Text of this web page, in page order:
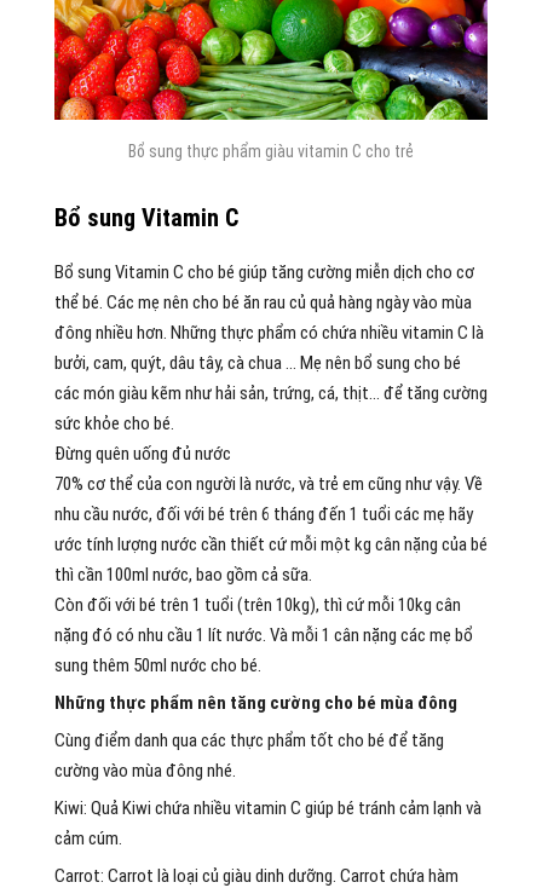
Bổ sung thực phẩm giàu vitamin C cho trẻ
Bổ sung Vitamin C
Bổ sung Vitamin C cho bé giúp tăng cường miễn dịch cho cơ
thể bé. Các mẹ nên cho bé ăn rau củ quả hàng ngày vào mùa
đông nhiều hơn. Những thực phẩm có chứa nhiều vitamin C là
bưởi, cam, quýt, dâu tây, cà chua … Mẹ nên bổ sung cho bé
các món giàu kẽm như hải sản, trứng, cá, thịt… để tăng cường
sức khỏe cho bé.
Đừng quên uống đủ nước
70% cơ thể của con người là nước, và trẻ em cũng như vậy. Về
nhu cầu nước, đối với bé trên 6 tháng đến 1 tuổi các mẹ hãy
ước tính lượng nước cần thiết cứ mỗi một kg cân nặng của bé
thì cần 100ml nước, bao gồm cả sữa.
Còn đối với bé trên 1 tuổi (trên 10kg), thì cứ mỗi 10kg cân
nặng đó có nhu cầu 1 lít nước. Và mỗi 1 cân nặng các mẹ bổ
sung thêm 50ml nước cho bé.
Những thực phẩm nên tăng cường cho bé mùa đông
Cùng điểm danh qua các thực phẩm tốt cho bé để tăng
cường vào mùa đông nhé.
Kiwi: Quả Kiwi chứa nhiều vitamin C giúp bé tránh cảm lạnh và
cảm cúm.
Carrot: Carrot là loại củ giàu dinh dưỡng. Carrot chứa hàm